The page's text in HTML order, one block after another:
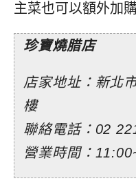
主菜也可以額外加
珍寶燒腊店
店家地址：新北
樓
聯絡電話： 02
營業時間：